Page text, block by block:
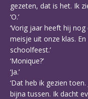
gezeten, dat is het. Ik
‘O.’
‘Vorig jaar heeft hij
meisje uit onze klas.
schoolfeest.’
‘Monique?’
‘Ja.’
‘Dat heb ik gezien
bijna tussen. Ik dacht